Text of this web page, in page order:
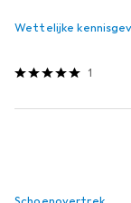
Wettelijke
Shimano Unisex
1